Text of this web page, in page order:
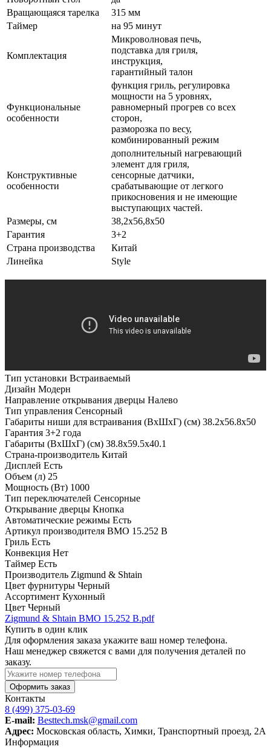
Вращающаяся тарелка
315 мм
Таймер
на 95 минут
Комплектация
Микроволновая печь,
подставка для гриля,
инструкция,
гарантийный талон
Функциональные
особенности
функция гриль, регулировка
мощности на 5 уровнях,
равномерный прогрев со всех
сторон,
разморозка по весу,
комбинированный режим
Конструктивные
особенности
дополнительный нагревающий
элемент для гриля,
сенсорные датчики,
срабатывающие от легкого
прикосновения и не имеющие
выступающих частей.
Размеры, см
38,2х56,8х50
Гарантия
3+2
Страна производства
Китай
Линейка
Style
Тип установки Встраиваемый
Дизайн Модерн
Направление открывания дверцы Налево
Тип управления Сенсорный
Габариты ниши для встраивания (ВхШхГ) (см) 38.2х56.8х50
Гарантия 3+2 года
Габариты (ВхШхГ) (см) 38.8х59.5x40.1
Страна-производитель Китай
Дисплей Есть
Объем (л) 25
Мощность (Вт) 1000
Тип переключателей Сенсорные
Открывание дверцы Кнопка
Автоматические режимы Есть
Артикул производителя BMO 15.252 B
Гриль Есть
Конвекция Нет
Таймер Есть
Производитель Zigmund & Shtain
Цвет фурнитуры Черный
Ассортимент Кухонный
Цвет Черный
Zigmund & Shtain BMO 15.252 B.pdf
Купить в один клик
Для оформления заказа укажите ваш номер телефона.
Наш менеджер свяжется с вами для получения деталей по
заказу.
Оформить заказ
Контакты
8 (499) 375-03-69
E-mail: Besttech.msk@gmail.com
Адрес: Московская область, Химки, Транспортный проезд, 2А
Информация